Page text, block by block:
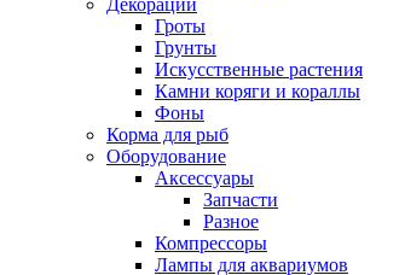
Декорации
Гроты
Грунты
Искусственные растения
Камни коряги и кораллы
Фоны
Корма для рыб
Оборудование
Аксессуары
Запчасти
Разное
Компрессоры
Лампы для аквариумов